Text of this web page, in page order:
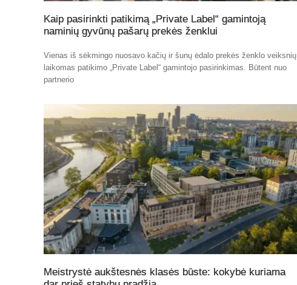
Kaip pasirinkti patikimą „Private Label“ gamintoją
naminių gyvūnų pašarų prekės ženklui
Vienas iš sėkmingo nuosavo kačių ir šunų ėdalo prekės ženklo veiksnių
laikomas patikimo „Private Label“ gamintojo pasirinkimas. Būtent nuo
partnerio
Meistrystė aukštesnės klasės būste: kokybė kuriama